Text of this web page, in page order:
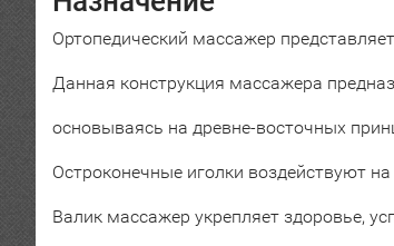
Ортопедический массажер
Данная конструкция массажера
основываясь на древне-восточных
Остроконечные иголки воздействуют
Валик массажер укрепляет здоровье,